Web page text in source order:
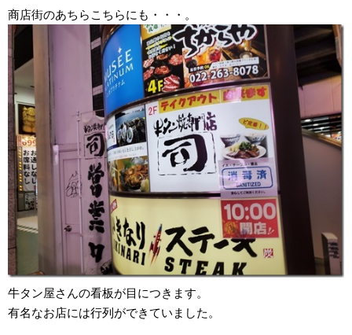
商店街のあちらこちらにも・・・。
牛タン屋さんの看板が目につきます。
有名なお店には行列ができていました。